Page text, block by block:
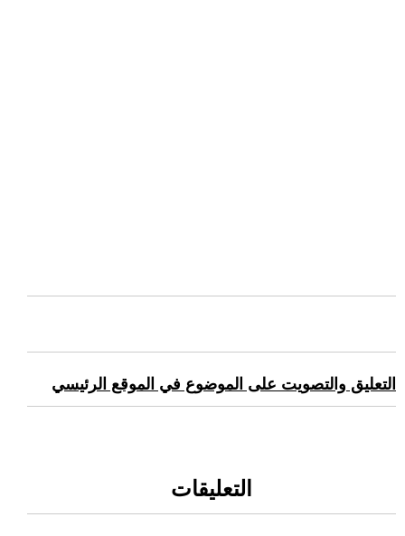
التعليق والتصويت على الموضوع في الموقع الرئيسي
التعليقات